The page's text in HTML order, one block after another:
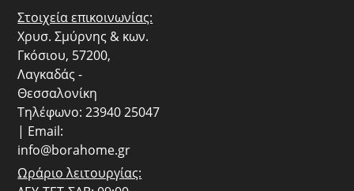
Στοιχεία επικοινωνίας:
Χρυσ. Σμύρνης & κων.
Γκόσιου, 57200,
Λαγκαδάς -
Θεσσαλονίκη
Τηλέφωνο: 23940 25047
| Email:
info@borahome.gr
Ωράριο λειτουργίας: